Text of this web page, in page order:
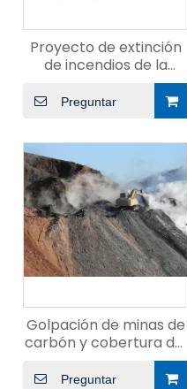
Proyecto de extinción
de incendios de la
gangue de carbón
Preguntar
Golpación de minas de
carbón y cobertura del
suelo para extinción de
incendios
Preguntar